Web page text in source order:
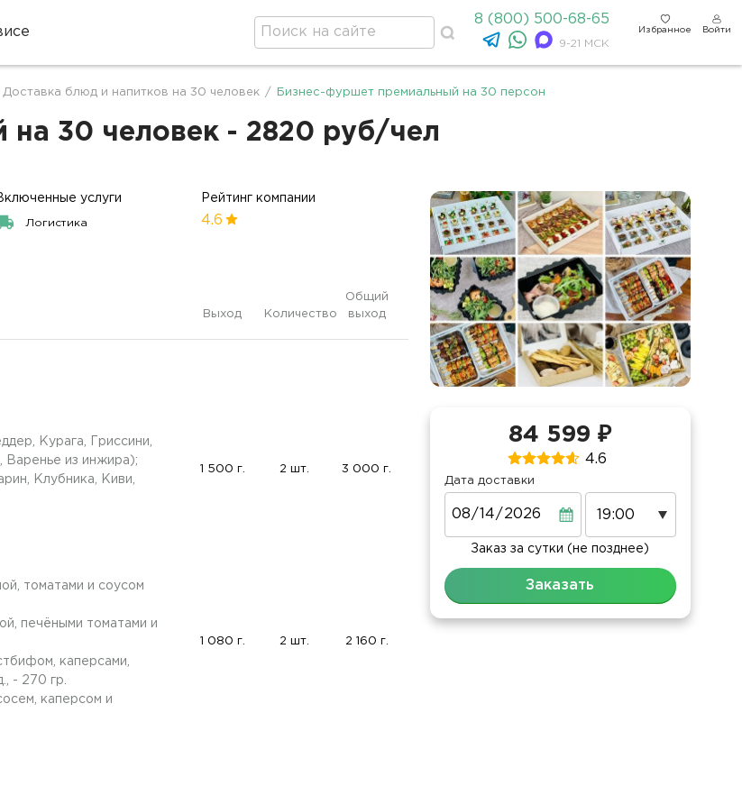
8 (800) 500-68-65
9-21 МСК
Избранное Войти
Доставка блюд и напитков на 30 человек / Бизнес-фуршет премиальный на 30 персон
30 человек - 2820 руб/чел
услуги
Логистика
Рейтинг компании
4.6
Выход Количество
Общий
выход
Курага, Гриссини,
Варенье из инжира);
Клубника, Киви,
1 500 г. 2 шт. 3 000 г.
томатами и соусом
печёными томатами и
каперсами,
- 270 гр.
каперсом и
1 080 г. 2 шт. 2 160 г.
84 599 ₽
4.6
Дата доставки
Заказ за сутки (не позднее)
Заказать